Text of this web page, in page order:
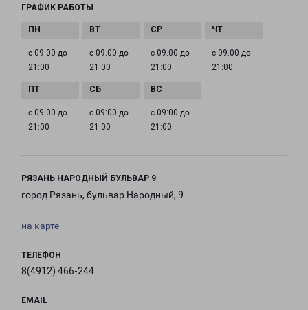
ГРАФИК РАБОТЫ
с 09:00 до
21:00
с 09:00 до
21:00
с 09:00 до
21:00
с 09:00 до
21:00
с 09:00 до
21:00
с 09:00 до
21:00
с 09:00 до
21:00
РЯЗАНЬ НАРОДНЫЙ БУЛЬВАР 9
город Рязань, бульвар Народный, 9
на карте
ТЕЛЕФОН
8(4912) 466-244
EMAIL